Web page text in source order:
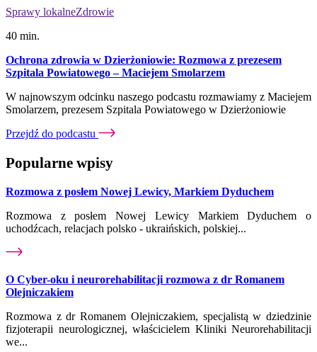
Sprawy lokalneZdrowie
40 min.
Ochrona zdrowia w Dzierżoniowie: Rozmowa z prezesem
Szpitala Powiatowego – Maciejem Smolarzem
W najnowszym odcinku naszego podcastu rozmawiamy z Maciejem
Smolarzem, prezesem Szpitala Powiatowego w Dzierżoniowie
Przejdź do podcastu
Popularne wpisy
Rozmowa z posłem Nowej Lewicy, Markiem Dyduchem
Rozmowa z posłem Nowej Lewicy Markiem Dyduchem o
uchodźcach, relacjach polsko - ukraińskich, polskiej...
O Cyber-oku i neurorehabilitacji rozmowa z dr Romanem
Olejniczakiem
Rozmowa z dr Romanem Olejniczakiem, specjalistą w dziedzinie
fizjoterapii neurologicznej, właścicielem Kliniki Neurorehabilitacji
we...